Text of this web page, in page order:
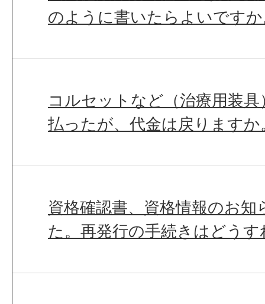
のように書いたらよいです
コルセットなど（治療用装
払ったが、代金は戻りますか
資格確認書、資格情報のお
た。再発行の手続きはどう